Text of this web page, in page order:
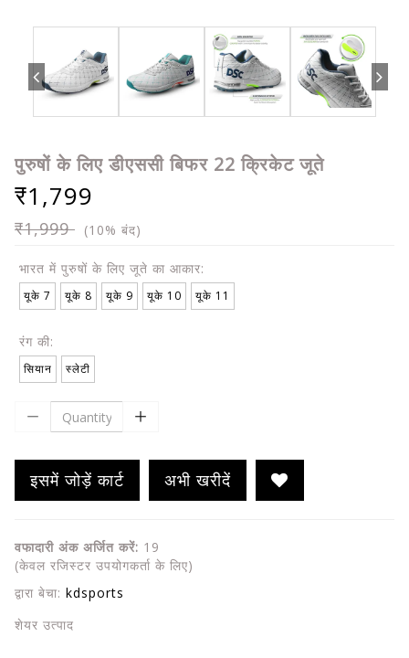
पुरुषों के लिए डीएससी बिफर 22 क्रिकेट जूते
₹1,799
₹1,999 (10% बंद)
भारत में पुरुषों के लिए जूते का आकार:
यूके 7 यूके 8 यूके 9 यूके 10 यूके 11
रंग की:
सियान स्लेटी
इसमें जोड़ें कार्ट अभी खरीदें
वफादारी अंक अर्जित करें: 19
(केवल रजिस्टर उपयोगकर्ता के लिए)
द्वारा बेचा: kdsports
शेयर उत्पाद